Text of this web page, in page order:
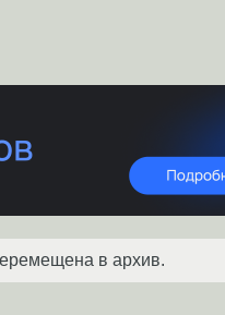
в архив.